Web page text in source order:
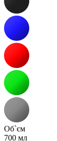
Об`єм
700 мл